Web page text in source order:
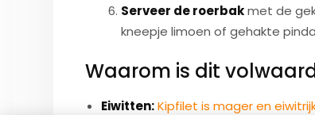
Serveer de roerbakmet de
kneepje limoen of gehakte
Waarom is dit
Eiwitten:Kipfilet is mager en